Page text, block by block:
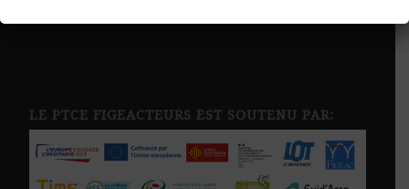
LE PTCE FIGEACTEURS EST SOUTENU PAR: